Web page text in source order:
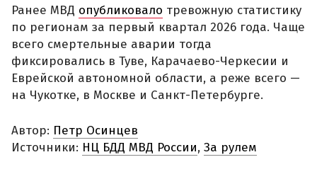
Ранее МВД опубликовало тревожную статистику
по регионам за первый квартал 2026 года. Чаще
всего смертельные аварии тогда
фиксировались в Туве, Карачаево-Черкесии и
Еврейской автономной области, а реже всего —
на Чукотке, в Москве и Санкт-Петербурге.
Автор: Петр Осинцев
Источники: НЦ БДД МВД России, За рулем